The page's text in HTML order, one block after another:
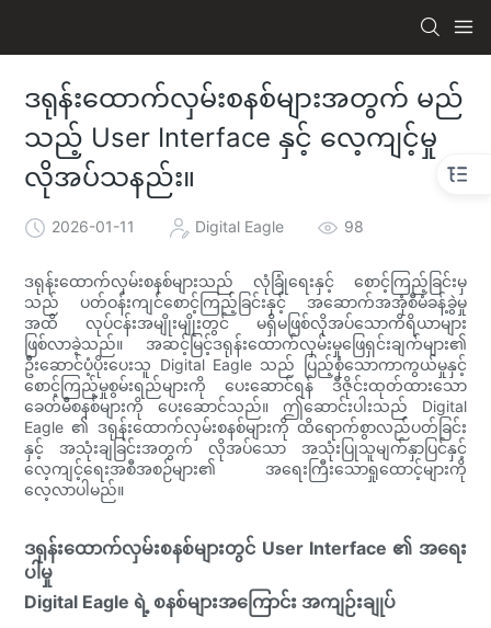
ဒရုန်းထောက်လှမ်းစနစ်များအတွက် မည်
သည့် User Interface နှင့် လေ့ကျင့်မှု
လိုအပ်သနည်း။
2026-01-11 Digital Eagle 98
ဒရုန်းထောက်လှမ်းစနစ်များသည် လုံခြုံရေးနှင့် စောင့်ကြည့်ခြင်းမှ
သည် ပတ်ဝန်းကျင်စောင့်ကြည့်ခြင်းနှင့် အဆောက်အအုံစီမံခန့်ခွဲမှု
အထိ လုပ်ငန်းအမျိုးမျိုးတွင် မရှိမဖြစ်လိုအပ်သောကိရိယာများ
ဖြစ်လာခဲ့သည်။ အဆင့်မြင့်ဒရုန်းထောက်လှမ်းမှုဖြေရှင်းချက်များ၏
ဦးဆောင်ပံ့ပိုးပေးသူ Digital Eagle သည် ပြည့်စုံသောကာကွယ်မှုနှင့်
စောင့်ကြည့်မှုစွမ်းရည်များကို ပေးဆောင်ရန် ဒီဇိုင်းထုတ်ထားသော
ခေတ်မီစနစ်များကို ပေးဆောင်သည်။ ဤဆောင်းပါးသည် Digital
Eagle ၏ ဒရုန်းထောက်လှမ်းစနစ်များကို ထိရောက်စွာလည်ပတ်ခြင်း
နှင့် အသုံးချခြင်းအတွက် လိုအပ်သော အသုံးပြုသူမျက်နှာပြင်နှင့်
လေ့ကျင့်ရေးအစီအစဉ်များ၏ အရေးကြီးသောရှုထောင့်များကို
လေ့လာပါမည်။
ဒရုန်းထောက်လှမ်းစနစ်များတွင် User Interface ၏ အရေး
ပါမှု
Digital Eagle ရဲ့ စနစ်များအကြောင်း အကျဉ်းချုပ်